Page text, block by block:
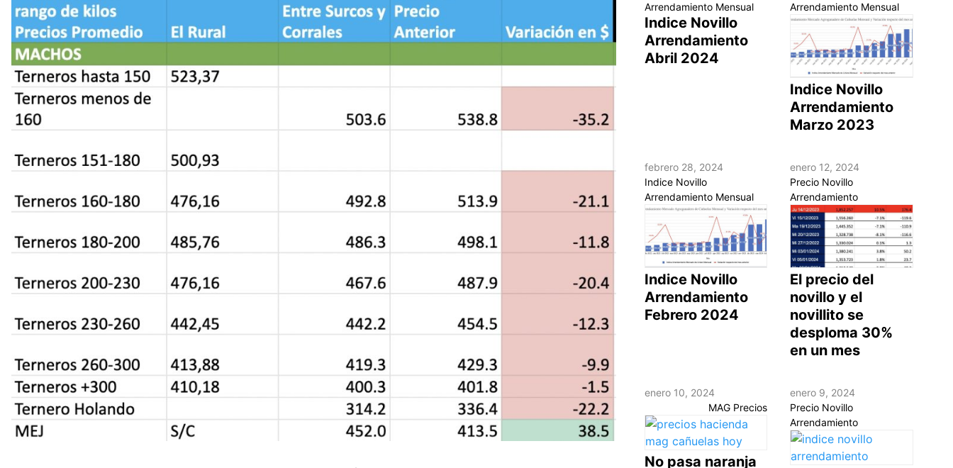
Arrendamiento Mensual
Indice Novillo
Arrendamiento
Abril 2024
Arrendamiento Mensual
Indice Novillo
Arrendamiento
Marzo 2023
febrero 28, 2024
Indice Novillo
Arrendamiento Mensual
Indice Novillo
Arrendamiento
Febrero 2024
enero 12, 2024
Precio Novillo
Arrendamiento
El precio del
novillo y el
novillito se
desploma 30%
en un mes
enero 10, 2024
MAG Precios
No pasa naranja
enero 9, 2024
Precio Novillo
Arrendamiento